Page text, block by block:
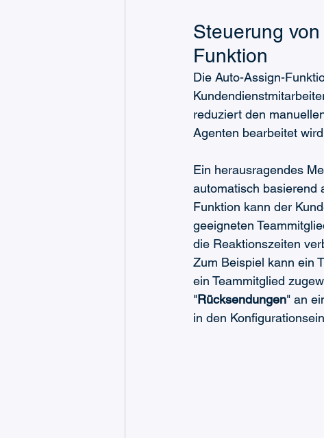
Steuerung
Funktion
Die Auto-Assign-
reduziert den
Agenten bearbeitet
Ein herausragendes
automatisch basierend
Funktion kann der
geeigneten
die Reaktionszeiten
Zum Beispiel kann ein
ein Teammitglied
"Rücksendungen" an
in den